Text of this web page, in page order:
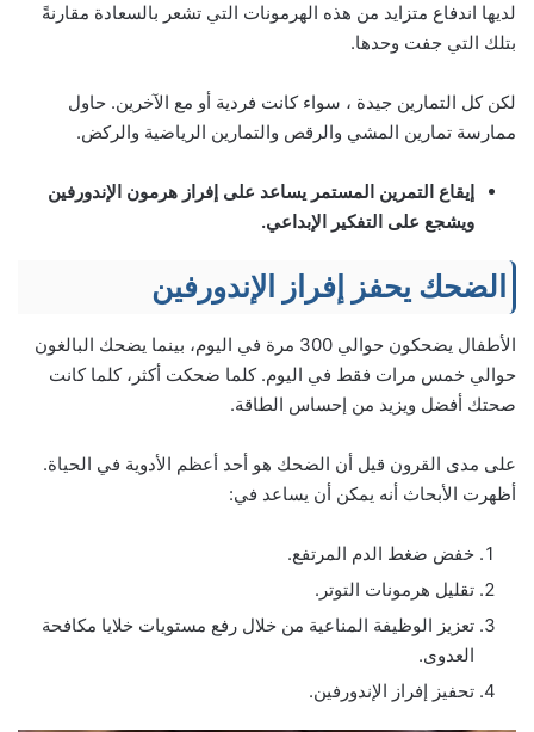
لديها اندفاع متزايد من هذه الهرمونات التي تشعر بالسعادة مقارنةً
بتلك التي جفت وحدها.
لكن كل التمارين جيدة ، سواء كانت فردية أو مع الآخرين. حاول
ممارسة تمارين المشي والرقص والتمارين الرياضية والركض.
إيقاع التمرين المستمر يساعد على إفراز هرمون الإندورفين
ويشجع على التفكير الإبداعي.
الضحك يحفز إفراز الإندورفين
الأطفال يضحكون حوالي 300 مرة في اليوم، بينما يضحك البالغون
حوالي خمس مرات فقط في اليوم. كلما ضحكت أكثر، كلما كانت
صحتك أفضل ويزيد من إحساس الطاقة.
على مدى القرون قيل أن الضحك هو أحد أعظم الأدوية في الحياة.
أظهرت الأبحاث أنه يمكن أن يساعد في:
خفض ضغط الدم المرتفع.
تقليل هرمونات التوتر.
تعزيز الوظيفة المناعية من خلال رفع مستويات خلايا مكافحة
العدوى.
تحفيز إفراز الإندورفين.